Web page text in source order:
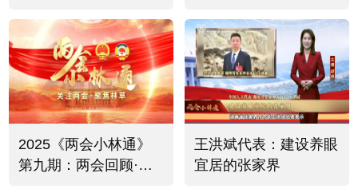
2025《两会小林通》
第九期：两会回顾·书
王洪斌代表：建设养眼
宜居的张家界